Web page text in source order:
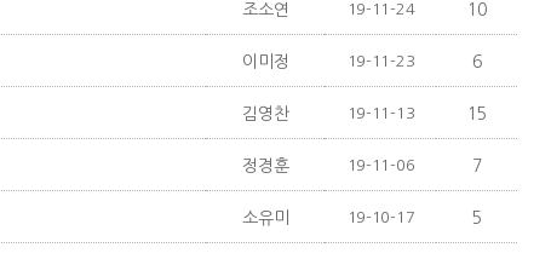
조소연 19-11-24 10
이미정 19-11-23 6
김영찬 19-11-13 15
정경훈 19-11-06 7
소유미 19-10-17 5